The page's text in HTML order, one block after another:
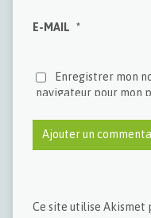
E-MAIL *
Enregistrer mon
navigateur pour mon
Ce site utilise Akismet